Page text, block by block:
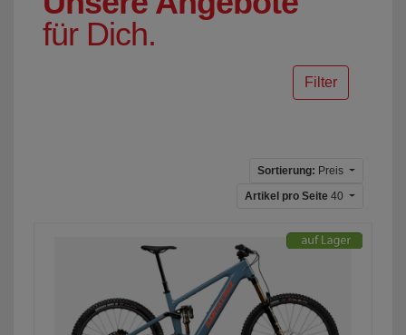
für Dich.
Filter
Sortierung: Preis
Artikel pro Seite 40